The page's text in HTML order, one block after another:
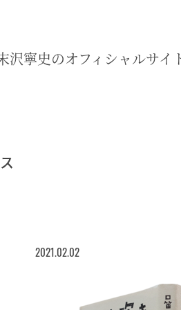
沢寧史のオフィシャルサイ
2021.02.02